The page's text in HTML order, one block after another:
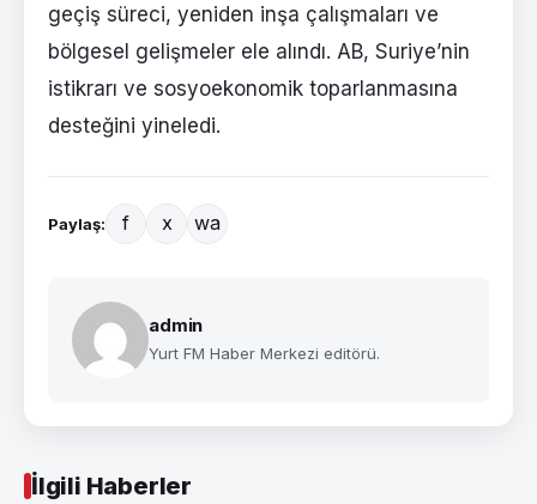
geçiş süreci, yeniden inşa çalışmaları ve
bölgesel gelişmeler ele alındı. AB, Suriye’nin
istikrarı ve sosyoekonomik toparlanmasına
desteğini yineledi.
Paylaş: f x wa
admin
Yurt FM Haber Merkezi editörü.
İlgili Haberler